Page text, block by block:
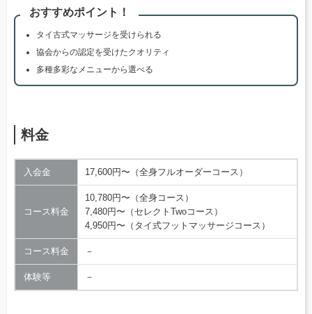
おすすめポイント！
タイ古式マッサージを受けられる
協会からの認定を受けたクオリティ
多種多彩なメニューから選べる
料金
入会金 17,600円〜（全身フルオーダーコース）
コース料金
10,780円〜（全身コース）
7,480円〜（セレクトTwoコース）
4,950円〜（タイ式フットマッサージコース）
コース料金 －
体験等 －